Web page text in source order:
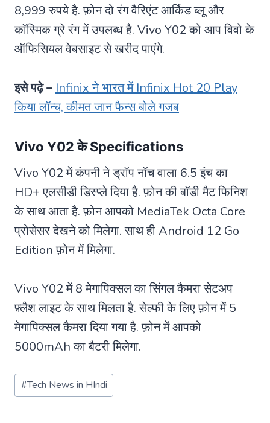
8,999 रुपये है. फ़ोन दो रंग वैरिएंट आर्किड ब्लू और
कॉस्मिक ग्रे रंग में उपलब्ध है. Vivo Y02 को आप विवो के
ऑफिसियल वेबसाइट से खरीद पाएंगे.
इसे पढ़े – Infinix ने भारत में Infinix Hot 20 Play
किया लॉन्च, कीमत जान फैन्स बोले गजब
Vivo Y02 के Specifications
Vivo Y02 में कंपनी ने ड्रॉप नॉच वाला 6.5 इंच का
HD+ एलसीडी डिस्प्ले दिया है. फ़ोन की बॉडी मैट फिनिश
के साथ आता है. फ़ोन आपको MediaTek Octa Core
प्रोसेसर देखने को मिलेगा. साथ ही Android 12 Go
Edition फ़ोन में मिलेगा.
Vivo Y02 में 8 मेगापिक्सल का सिंगल कैमरा सेटअप
फ़्लैश लाइट के साथ मिलता है. सेल्फी के लिए फ़ोन में 5
मेगापिक्सल कैमरा दिया गया है. फ़ोन में आपको
5000mAh का बैटरी मिलेगा.
Post
Tags:
#Tech News in HIndi